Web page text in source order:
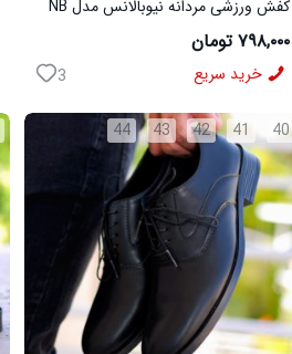
کفش ورزشی مردانه نیوبالانس مدل NB
مشکی
۷۹۸,۰۰۰ تومان
خرید سریع 3
40
41
42
43
44